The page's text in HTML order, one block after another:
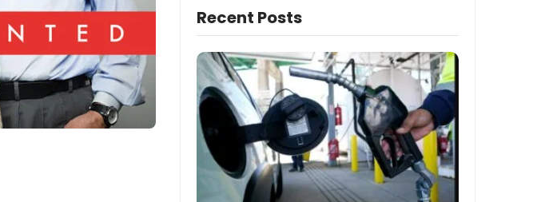
Recent Posts